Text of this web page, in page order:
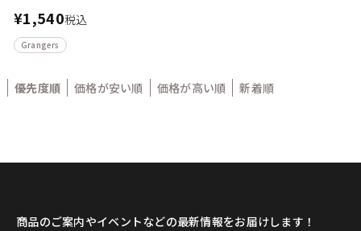
¥1,540税込
Grangers
優先度順 価格が安い順 価格が高い順 新着順
商品のご案内やイベントなどの最新情報をお届けします！